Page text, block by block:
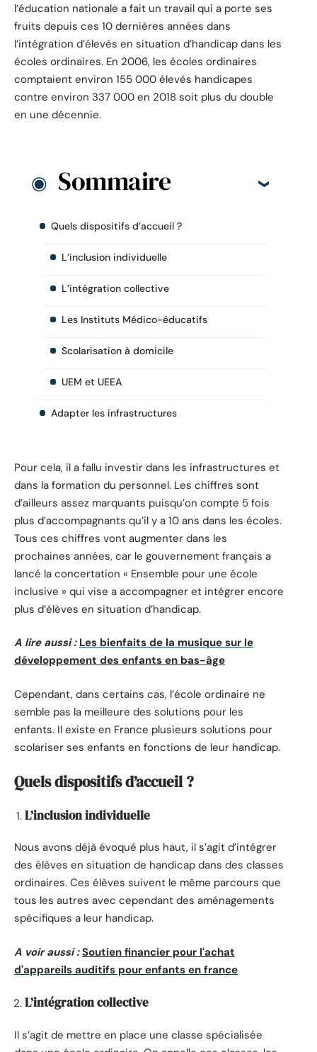
l’éducation nationale a fait un travail qui a porte ses
fruits depuis ces 10 dernières années dans
l’intégration d’élevés en situation d’handicap dans les
écoles ordinaires. En 2006, les écoles ordinaires
comptaient environ 155 000 élevés handicapes
contre environ 337 000 en 2018 soit plus du double
en une décennie.
Sommaire
Quels dispositifs d’accueil ?
L’inclusion individuelle
L’intégration collective
Les Instituts Médico-éducatifs
Scolarisation à domicile
UEM et UEEA
Adapter les infrastructures
Pour cela, il a fallu investir dans les infrastructures et
dans la formation du personnel. Les chiffres sont
d’ailleurs assez marquants puisqu’on compte 5 fois
plus d’accompagnants qu’il y a 10 ans dans les écoles.
Tous ces chiffres vont augmenter dans les
prochaines années, car le gouvernement français a
lancé la concertation « Ensemble pour une école
inclusive » qui vise a accompagner et intégrer encore
plus d’élèves en situation d’handicap.
A lire aussi : Les bienfaits de la musique sur le
développement des enfants en bas-âge
Cependant, dans certains cas, l’école ordinaire ne
semble pas la meilleure des solutions pour les
enfants. Il existe en France plusieurs solutions pour
scolariser ses enfants en fonctions de leur handicap.
Quels dispositifs d’accueil ?
L’inclusion individuelle
Nous avons déjà évoqué plus haut, il s’agit d’intégrer
des élèves en situation de handicap dans des classes
ordinaires. Ces élèves suivent le même parcours que
tous les autres avec cependant des aménagements
spécifiques a leur handicap.
A voir aussi : Soutien financier pour l'achat
d'appareils auditifs pour enfants en france
L’intégration collective
Il s’agit de mettre en place une classe spécialisée